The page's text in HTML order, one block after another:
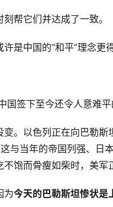
帮它们并达成了一致。
是中国的“和平”理念更得
签下至今还令人意难平
。以色列正在向巴勒
与当年的帝国列强、日
饱而骨瘦如柴时，美军
为今天的巴勒斯坦惨状是